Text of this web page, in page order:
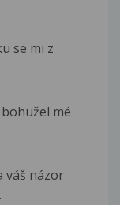
se mi z
mé
váš názor